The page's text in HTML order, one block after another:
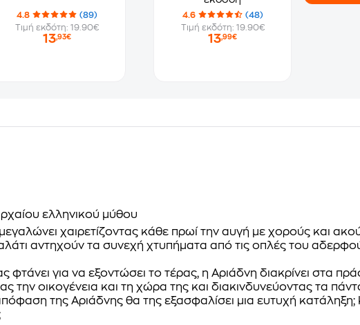
4.8
(89)
Τιμή εκδότη: 19.90€
13,93€
4.6
(48)
Τιμή εκδότη: 19.90€
13,99€
ελληνικού μύθου
χαιρετίζοντας κάθε πρωί την αυγή με χορούς και
αντηχούν τα συνεχή χτυπήματα από τις οπλές του
για να εξοντώσει το τέρας, η Αριάδνη διακρίνει στα
την οικογένεια και τη χώρα της και διακινδυνεύοντας τα
της Αριάδνης θα της εξασφαλίσει μια ευτυχή κατάληξη;